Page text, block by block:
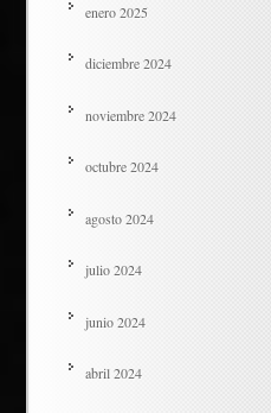
enero 2025
diciembre 2024
noviembre 2024
octubre 2024
agosto 2024
julio 2024
junio 2024
abril 2024